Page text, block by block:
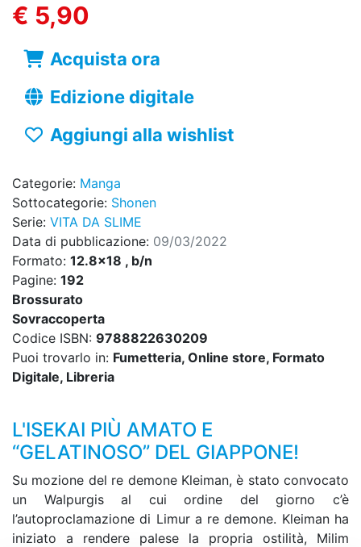
€ 5,90
Acquista ora
Edizione digitale
Aggiungi alla wishlist
Categorie: Manga
Sottocategorie: Shonen
Serie: VITA DA SLIME
Data di pubblicazione: 09/03/2022
Formato: 12.8x18 , b/n
Pagine: 192
Brossurato
Sovraccoperta
Codice ISBN: 9788822630209
Puoi trovarlo in: Fumetteria, Online store, Formato
Digitale, Libreria
L'ISEKAI PIÙ AMATO E
“GELATINOSO” DEL GIAPPONE!
Su mozione del re demone Kleiman, è stato convocato
un Walpurgis al cui ordine del giorno c’è
l’autoproclamazione di Limur a re demone. Kleiman ha
iniziato a rendere palese la propria ostilità, Milim